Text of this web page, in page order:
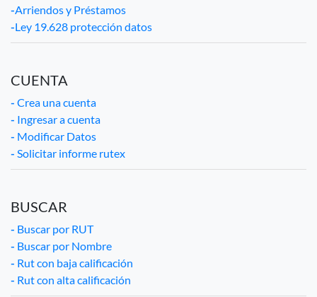
-Arriendos y Préstamos
-Ley 19.628 protección datos
CUENTA
- Crea una cuenta
- Ingresar a cuenta
- Modificar Datos
- Solicitar informe rutex
BUSCAR
- Buscar por RUT
- Buscar por Nombre
- Rut con baja calificación
- Rut con alta calificación